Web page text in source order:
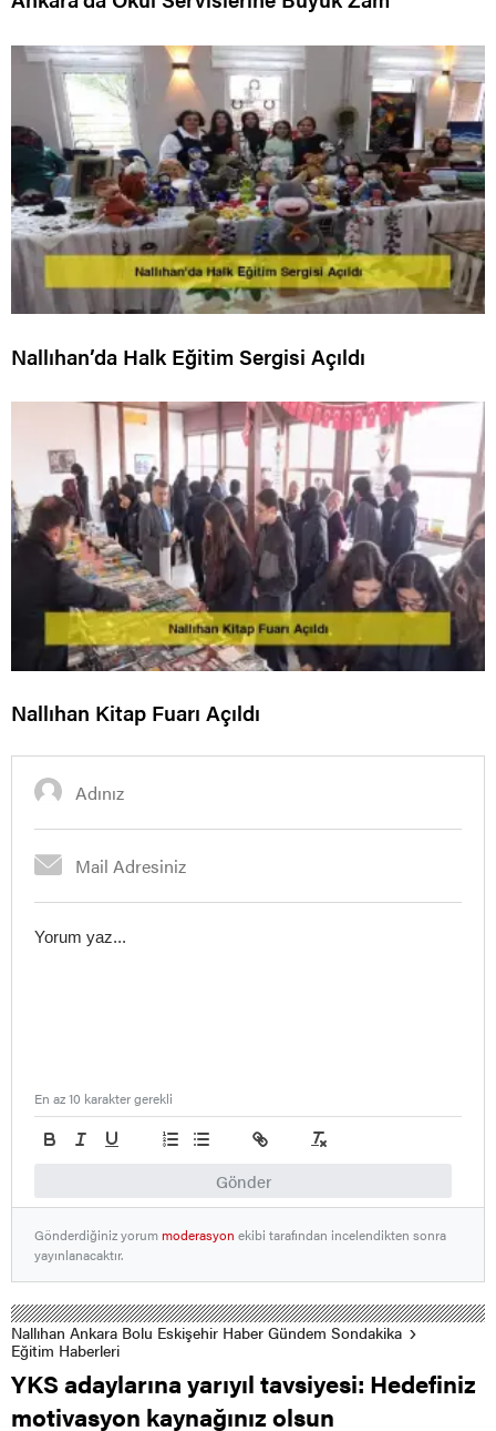
Nallıhan’da Halk Eğitim Sergisi Açıldı
Nallıhan Kitap Fuarı Açıldı
Gönder
En az 10 karakter gerekli
Gönderdiğiniz yorummoderasyon ekibi tarafından incelendikten sonra
yayınlanacaktır.
Nallıhan Ankara Bolu Eskişehir Haber Gündem Sondakika
Eğitim Haberleri
YKS adaylarına yarıyıl tavsiyesi: Hedefiniz
motivasyon kaynağınız olsun